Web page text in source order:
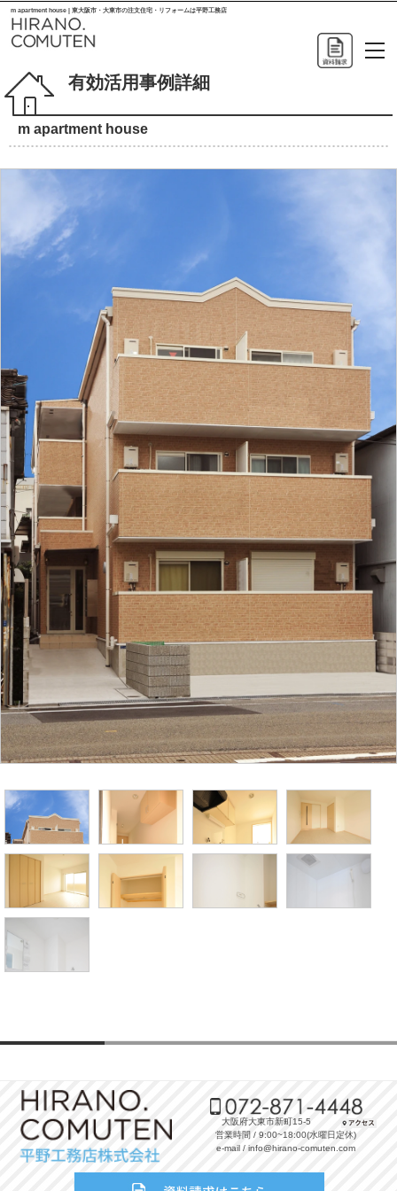
m apartment house | 東大阪市・大東市の注文住宅・リフォームは平野工務店
有効活用事例詳細
m apartment house
大阪府大東市新町15-5
営業時間 / 9:00~18:00(水曜日定休)
e-mail / info@hirano-comuten.com